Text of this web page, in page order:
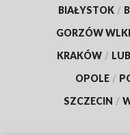
BIAŁYSTOK /
GORZÓW
KRAKÓW /
OPOLE /
SZCZECIN /